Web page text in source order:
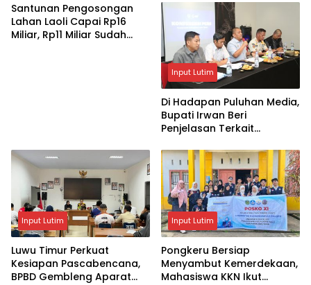
Santunan Pengosongan
Lahan Laoli Capai Rp16
Miliar, Rp11 Miliar Sudah
Input Lutim
Di Hadapan Puluhan Media,
Bupati Irwan Beri
Penjelasan Terkait
Input Lutim
Luwu Timur Perkuat
Kesiapan Pascabencana,
BPBD Gembleng Aparat
Input Lutim
Pongkeru Bersiap
Menyambut Kemerdekaan,
Mahasiswa KKN Ikut